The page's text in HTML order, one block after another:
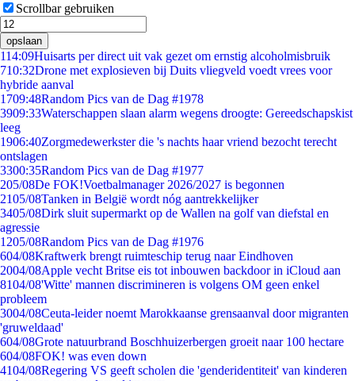
Scrollbar gebruiken
opslaan
114:09Huisarts per direct uit vak gezet om ernstig alcoholmisbruik
710:32Drone met explosieven bij Duits vliegveld voedt vrees voor
hybride aanval
1709:48Random Pics van de Dag #1978
3909:33Waterschappen slaan alarm wegens droogte: Gereedschapskist
leeg
1906:40Zorgmedewerkster die 's nachts haar vriend bezocht terecht
ontslagen
3300:35Random Pics van de Dag #1977
205/08De FOK!Voetbalmanager 2026/2027 is begonnen
2105/08Tanken in België wordt nóg aantrekkelijker
3405/08Dirk sluit supermarkt op de Wallen na golf van diefstal en
agressie
1205/08Random Pics van de Dag #1976
604/08Kraftwerk brengt ruimteschip terug naar Eindhoven
2004/08Apple vecht Britse eis tot inbouwen backdoor in iCloud aan
8104/08'Witte' mannen discrimineren is volgens OM geen enkel
probleem
3004/08Ceuta-leider noemt Marokkaanse grensaanval door migranten
'gruweldaad'
604/08Grote natuurbrand Boschhuizerbergen groeit naar 100 hectare
604/08FOK! was even down
4104/08Regering VS geeft scholen die 'genderidentiteit' van kinderen